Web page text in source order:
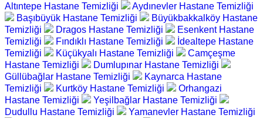
Altıntepe Hastane Temizliği
Aydınevler Hastane Temizliği
Başıbüyük Hastane Temizliği
Büyükbakkalköy Hastane
Temizliği
Dragos Hastane Temizliği
Esenkent Hastane
Temizliği
Fındıklı Hastane Temizliği
İdealtepe Hastane
Temizliği
Küçükyalı Hastane Temizliği
Camçeşme
Hastane Temizliği
Dumlupınar Hastane Temizliği
Güllübağlar Hastane Temizliği
Kaynarca Hastane
Temizliği
Kurtköy Hastane Temizliği
Orhangazi
Hastane Temizliği
Yeşilbağlar Hastane Temizliği
Dudullu Hastane Temizliği
Yamanevler Hastane Temizliği